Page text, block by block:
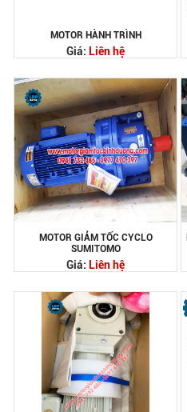
MOTOR HÀNH TRÌNH
Giá: Liên hệ
MOTOR GIẢM TỐC CYCLO
SUMITOMO
Giá: Liên hệ